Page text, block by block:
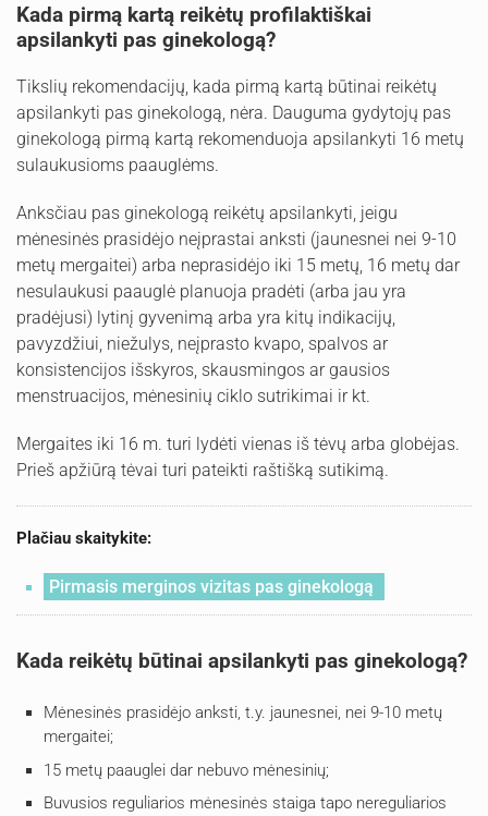
Kada pirmą kartą reikėtų profilaktiškai
apsilankyti pas ginekologą?
Tikslių rekomendacijų, kada pirmą kartą būtinai reikėtų
apsilankyti pas ginekologą, nėra. Dauguma gydytojų pas
ginekologą pirmą kartą rekomenduoja apsilankyti 16 metų
sulaukusioms paauglėms.
Anksčiau pas ginekologą reikėtų apsilankyti, jeigu
mėnesinės prasidėjo neįprastai anksti (jaunesnei nei 9-10
metų mergaitei) arba neprasidėjo iki 15 metų, 16 metų dar
nesulaukusi paauglė planuoja pradėti (arba jau yra
pradėjusi) lytinį gyvenimą arba yra kitų indikacijų,
pavyzdžiui, niežulys, neįprasto kvapo, spalvos ar
konsistencijos išskyros, skausmingos ar gausios
menstruacijos, mėnesinių ciklo sutrikimai ir kt.
Mergaites iki 16 m. turi lydėti vienas iš tėvų arba globėjas.
Prieš apžiūrą tėvai turi pateikti raštišką sutikimą.
Plačiau skaitykite:
Pirmasis merginos vizitas pas ginekologą
Kada reikėtų būtinai apsilankyti pas ginekologą?
Mėnesinės prasidėjo anksti, t.y. jaunesnei, nei 9-10 metų
mergaitei;
15 metų paauglei dar nebuvo mėnesinių;
Buvusios reguliarios mėnesinės staiga tapo nereguliarios